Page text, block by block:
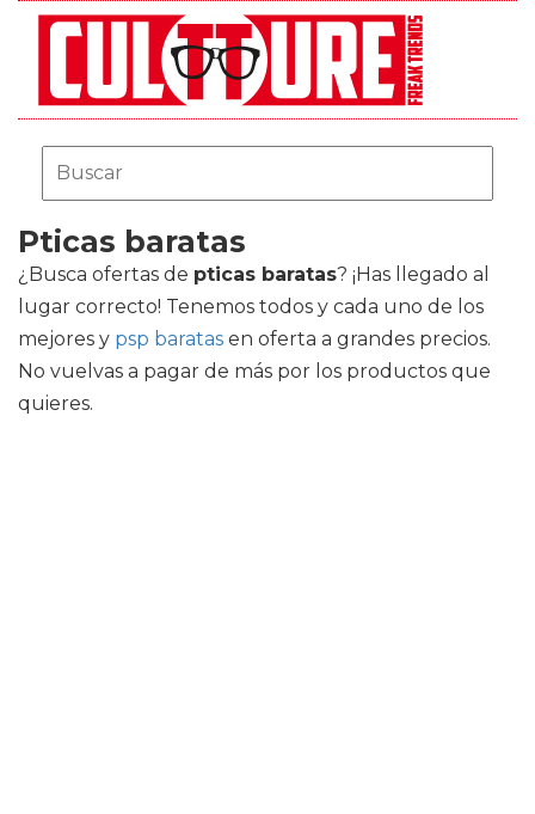
Pticas baratas
¿Busca ofertas de pticas baratas? ¡Has llegado al
lugar correcto! Tenemos todos y cada uno de los
mejores y psp baratas en oferta a grandes precios.
No vuelvas a pagar de más por los productos que
quieres.